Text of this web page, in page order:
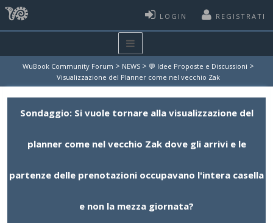
LOGIN REGISTRATI
WuBook Community Forum > NEWS > 💬 Idee Proposte e Discussioni >
Visualizzazione del Planner come nel vecchio Zak
Sondaggio: Si vuole tornare alla visualizzazione del
planner come nel vecchio Zak dove gli arrivi e le
partenze delle prenotazioni occupavano l'intera casella
e non la mezza giornata?